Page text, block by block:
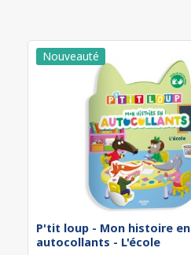
P'tit loup - Mon histoire en
autocollants - L'école